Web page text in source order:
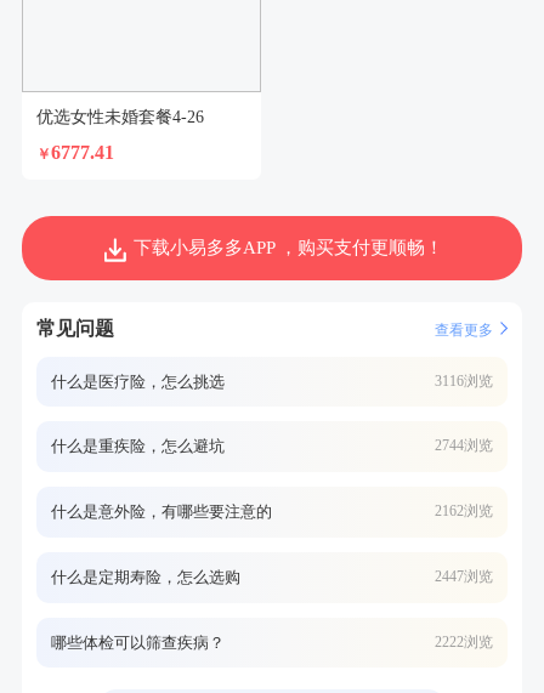
优选女性未婚套餐4-26
￥6777.41
下载小易多多APP ，购买支付更顺畅！
常见问题 查看更多
什么是医疗险，怎么挑选 3116浏览
什么是重疾险，怎么避坑 2744浏览
什么是意外险，有哪些要注意的 2162浏览
什么是定期寿险，怎么选购 2447浏览
哪些体检可以筛查疾病？ 2222浏览